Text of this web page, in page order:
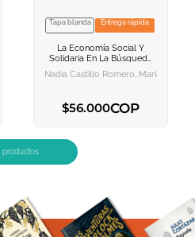
VER INFORMACION
AGREGAR AL
Tapa blanda Entrega rápida
La Economía Social Y
Solidaria En La Búsqueda
De La Equidad De Género
Vol I
Nadia Castillo Romero, María De
$56.000COP
AGREGAR AL CARRITO